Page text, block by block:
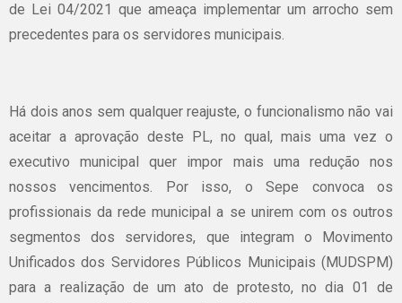
de Lei 04/2021 que ameaça implementar um arrocho sem
precedentes para os servidores municipais.
Há dois anos sem qualquer reajuste, o funcionalismo não vai
aceitar a aprovação deste PL, no qual, mais uma vez o
executivo municipal quer impor mais uma redução nos
nossos vencimentos. Por isso, o Sepe convoca os
profissionais da rede municipal a se unirem com os outros
segmentos dos servidores, que integram o Movimento
Unificados dos Servidores Públicos Municipais (MUDSPM)
para a realização de um ato de protesto, no dia 01 de